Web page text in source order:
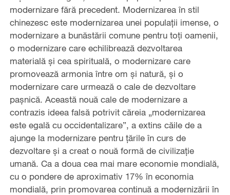
modernizare fără precedent. Modernizarea în stil
chinezesc este modernizarea unei populații imense, o
modernizare a bunăstării comune pentru toți oamenii,
o modernizare care echilibrează dezvoltarea
materială și cea spirituală, o modernizare care
promovează armonia între om și natură, și o
modernizare care urmează o cale de dezvoltare
pașnică. Această nouă cale de modernizare a
contrazis ideea falsă potrivit căreia „modernizarea
este egală cu occidentalizare”, a extins căile de a
ajunge la modernizare pentru țările în curs de
dezvoltare și a creat o nouă formă de civilizație
umană. Ca a doua cea mai mare economie mondială,
cu o pondere de aproximativ 17% în economia
mondială, prin promovarea continuă a modernizării în